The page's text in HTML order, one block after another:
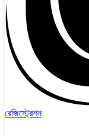
রেজিস্ট্রেশন